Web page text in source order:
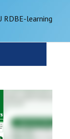
RDBE-learning